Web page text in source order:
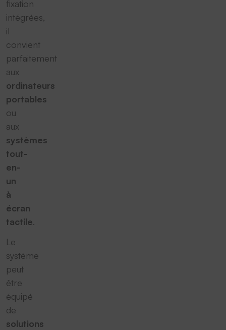
fixation
intégrées,
il
convient
parfaitement
aux
ordinateurs
portables
ou
aux
systèmes
tout-
en-
un
à
écran
tactile.
Le
système
peut
être
équipé
de
solutions